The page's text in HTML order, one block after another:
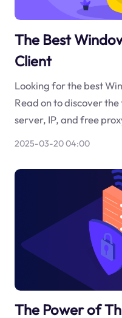
The Best
Client
Looking for the best
Read on to discover
server, IP, and free
2025-03-20 04:00
The Power of